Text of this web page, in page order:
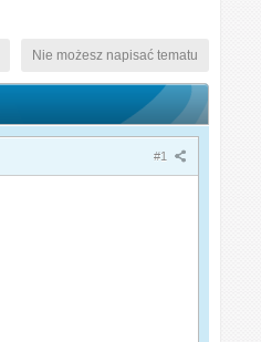
Nie możesz napisać tematu
#1